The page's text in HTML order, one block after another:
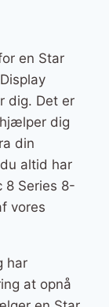
en Star
dig. Det er
dig
din
altid har
8 Series 8-
vores
har
at opnå